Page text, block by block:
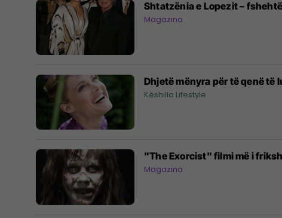
Shtatzënia e Lopezit –
Magazina
Dhjetë mënyra për të qenë të
Këshilla Lifestyle
"The Exorcist" filmi më i
Magazina